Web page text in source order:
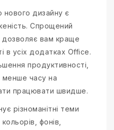
дизайну є
Спрощений
дозволяє вам краще
в усіх додатках Office.
продуктивності,
менше часу на
працювати швидше.
різноманітні теми
фонів,